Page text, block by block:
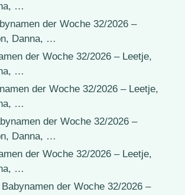
…
der Woche 32/2026 –
Danna, …
der Woche 32/2026 – Leetje,
…
der Woche 32/2026 – Leetje,
…
der Woche 32/2026 –
Danna, …
der Woche 32/2026 – Leetje,
…
Babynamen der Woche 32/2026 –